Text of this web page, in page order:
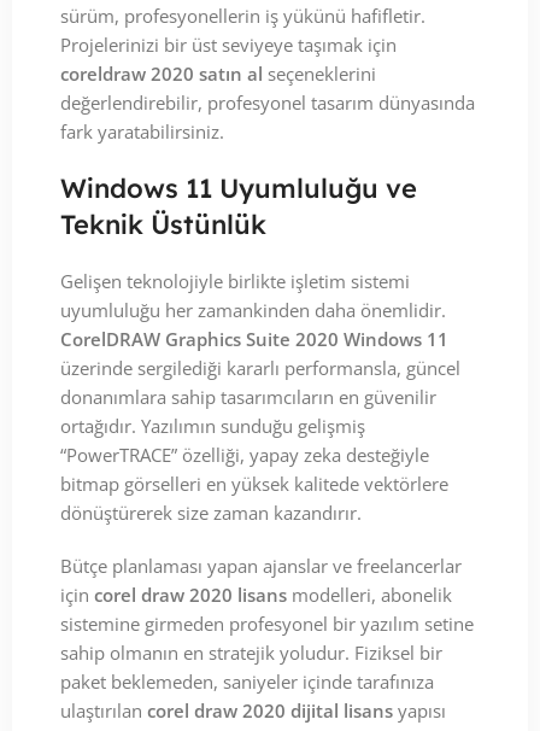
sürüm, profesyonellerin iş yükünü hafifletir.
Projelerinizi bir üst seviyeye taşımak için
coreldraw 2020 satın al seçeneklerini
değerlendirebilir, profesyonel tasarım dünyasında
fark yaratabilirsiniz.
Windows 11 Uyumluluğu ve
Teknik Üstünlük
Gelişen teknolojiyle birlikte işletim sistemi
uyumluluğu her zamankinden daha önemlidir.
CorelDRAW Graphics Suite 2020 Windows 11
üzerinde sergilediği kararlı performansla, güncel
donanımlara sahip tasarımcıların en güvenilir
ortağıdır. Yazılımın sunduğu gelişmiş
“PowerTRACE” özelliği, yapay zeka desteğiyle
bitmap görselleri en yüksek kalitede vektörlere
dönüştürerek size zaman kazandırır.
Bütçe planlaması yapan ajanslar ve freelancerlar
için corel draw 2020 lisans modelleri, abonelik
sistemine girmeden profesyonel bir yazılım setine
sahip olmanın en stratejik yoludur. Fiziksel bir
paket beklemeden, saniyeler içinde tarafınıza
ulaştırılan corel draw 2020 dijital lisans yapısı